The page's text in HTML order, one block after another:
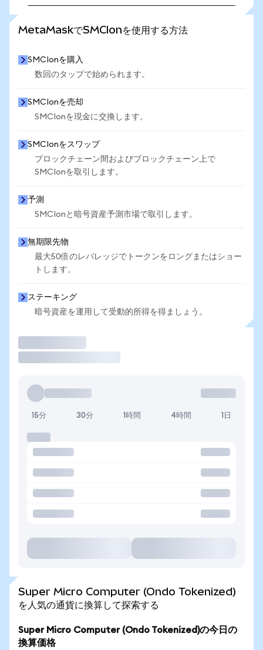
MetaMaskでSMCIonを使用する方法
SMCIonを購入
数回のタップで始められます。
SMCIonを売却
SMCIonを現金に交換します。
SMCIonをスワップ
ブロックチェーン間およびブロックチェーン上で
SMCIonを取引します。
予測
SMCIonと暗号資産予測市場で取引します。
無期限先物
最大50倍のレバレッジでトークンをロングまたはショー
トします。
ステーキング
暗号資産を運用して受動的所得を得ましょう。
15分 30分 1時間 4時間 1日
Super Micro Computer (Ondo Tokenized)
を人気の通貨に換算して探索する
Super Micro Computer (Ondo Tokenized)の今日の
換算価格